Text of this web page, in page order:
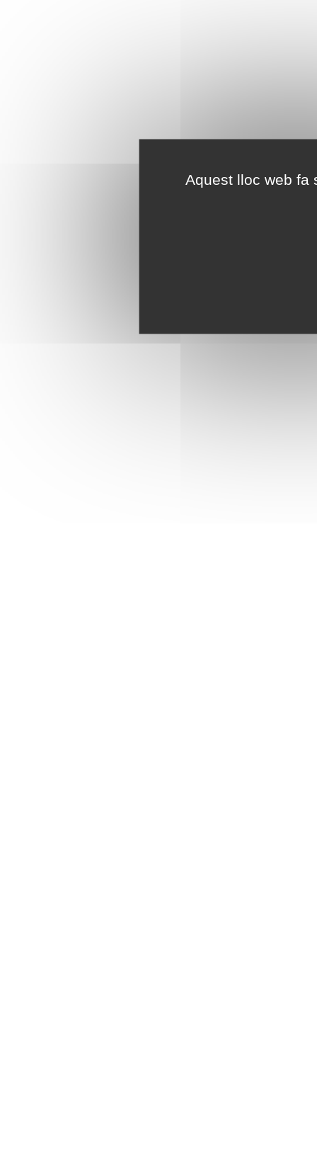
Aquest lloc web fa